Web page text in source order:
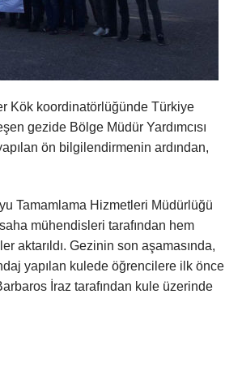
Kök koordinatörlüğünde Türkiye
gezide Bölge Müdür Yardımcısı
ön bilgilendirmenin ardından,
Tamamlama Hizmetleri Müdürlüğü
mühendisleri tarafından hem
aktarıldı. Gezinin son aşamasında,
yapılan kulede öğrencilere ilk önce
İraz tarafından kule üzerinde